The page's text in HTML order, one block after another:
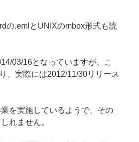
の.emlとUNIXのmbox形式も読
03/16となっていますが、こ
、実際には2012/11/30リリース
を実施しているようで、その
れません。